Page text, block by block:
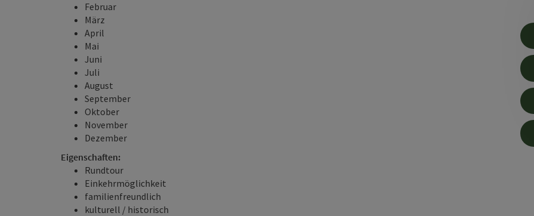
Februar
März
April
Mai
Juni
Juli
August
September
Oktober
November
Dezember
Eigenschaften:
Rundtour
Einkehrmöglichkeit
familienfreundlich
kulturell / historisch